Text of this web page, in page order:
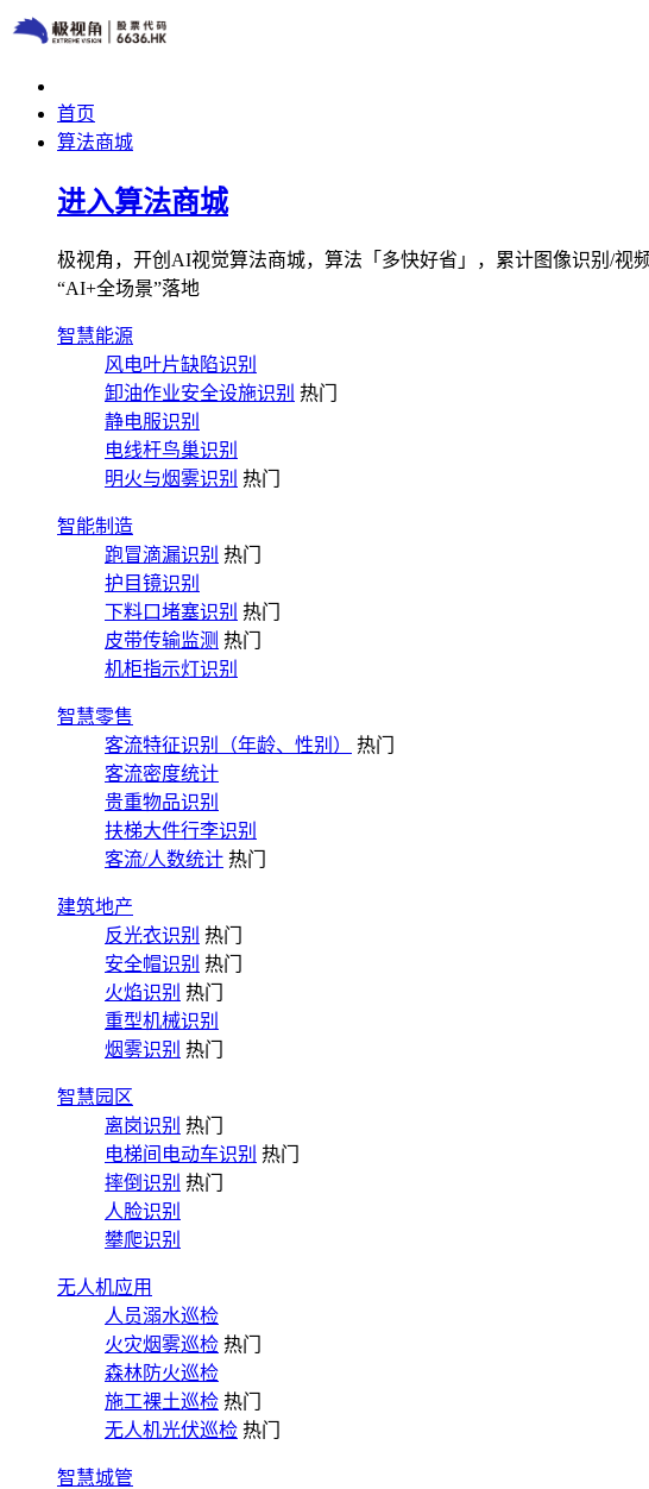
首页
算法商城
进入算法商城
极视角，开创AI视觉算法商城，算法「多快好省」，累计图像识别/视
“AI+全场景”落地
智慧能源
风电叶片缺陷识别
卸油作业安全设施识别 热门
静电服识别
电线杆鸟巢识别
明火与烟雾识别 热门
智能制造
跑冒滴漏识别 热门
护目镜识别
下料口堵塞识别 热门
皮带传输监测 热门
机柜指示灯识别
智慧零售
客流特征识别（年龄、性别）
热门
客流密度统计
贵重物品识别
扶梯大件行李识别
客流/人数统计 热门
建筑地产
反光衣识别 热门
安全帽识别 热门
火焰识别 热门
重型机械识别
烟雾识别 热门
智慧园区
离岗识别 热门
电梯间电动车识别 热门
摔倒识别 热门
人脸识别
攀爬识别
无人机应用
人员溺水巡检
火灾烟雾巡检 热门
森林防火巡检
施工裸土巡检 热门
无人机光伏巡检 热门
智慧城管